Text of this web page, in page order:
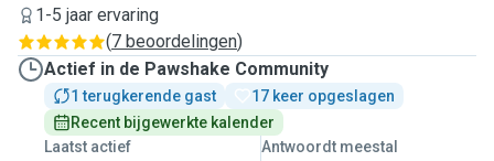
1-5 jaar ervaring
(7 beoordelingen)
Actief in de Pawshake Community
1 terugkerende gast
17 keer opgeslagen
Recent bijgewerkte kalender
Laatst actief
Antwoordt meestal